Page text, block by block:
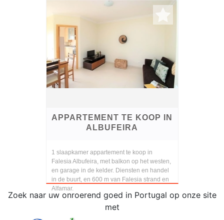
APPARTEMENT TE KOOP IN
ALBUFEIRA
1 slaapkamer appartement te koop in
Falesia Albufeira, met balkon op het westen,
en garage in de kelder. Diensten en handel
in de buurt, en 600 m van Falesia strand en
Alfamar.
Zoek naar uw onroerend goed in Portugal op onze site
met